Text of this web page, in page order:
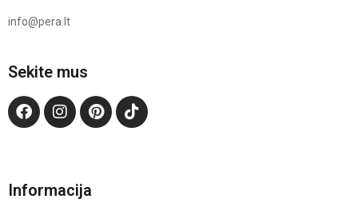
info@pera.lt
Sekite mus
Informacija